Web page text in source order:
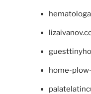
home-